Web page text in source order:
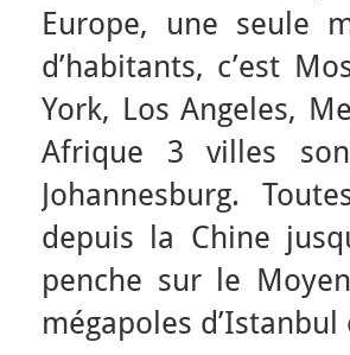
Europe, une seule
d’habitants, c’est
York, Los Angeles,
Afrique 3 villes
Johannesburg.
depuis la Chine
penche sur le
mégapoles